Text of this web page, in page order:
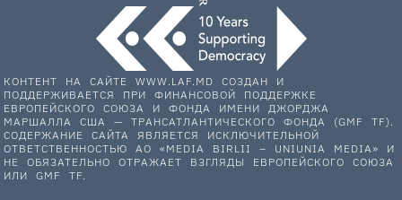
КОНТЕНТ НА САЙТЕ WWW.LAF.MD СОЗДАН И
ПОДДЕРЖИВАЕТСЯ ПРИ ФИНАНСОВОЙ ПОДДЕРЖКЕ
ЕВРОПЕЙСКОГО СОЮЗА И ФОНДА ИМЕНИ ДЖОРДЖА
МАРШАЛЛА США — ТРАНСАТЛАНТИЧЕСКОГО ФОНДА (GMF TF).
СОДЕРЖАНИЕ САЙТА ЯВЛЯЕТСЯ ИСКЛЮЧИТЕЛЬНОЙ
ОТВЕТСТВЕННОСТЬЮ АО «MEDIA BIRLII – UNIUNIA MEDIA» И
НЕ ОБЯЗАТЕЛЬНО ОТРАЖАЕТ ВЗГЛЯДЫ ЕВРОПЕЙСКОГО СОЮЗА
ИЛИ GMF TF.